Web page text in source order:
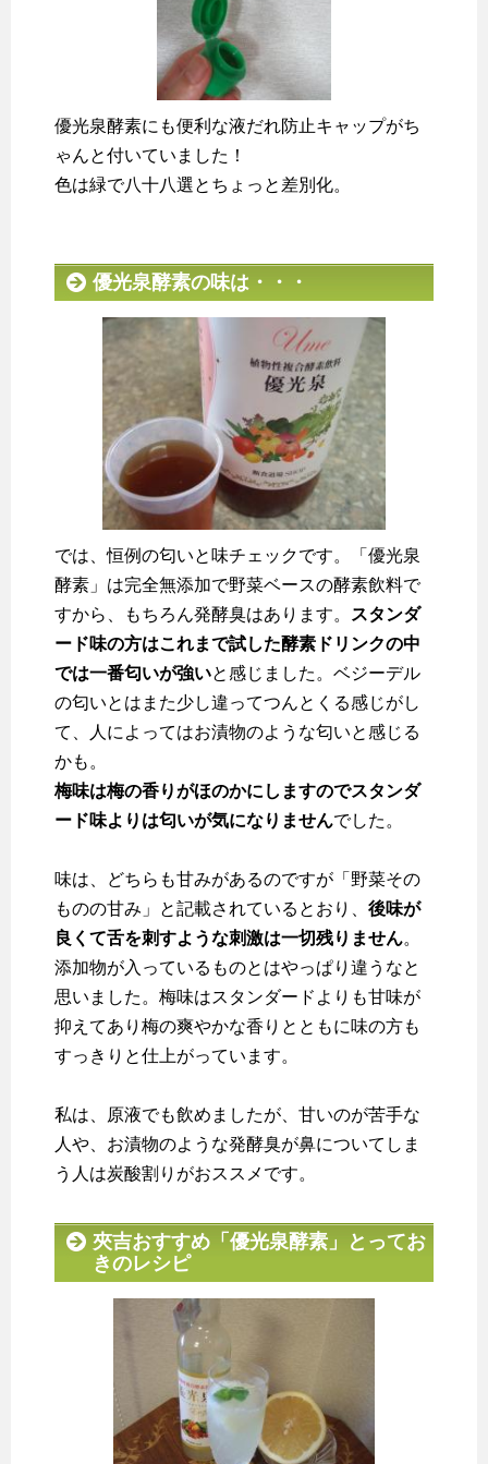
優光泉酵素にも便利な液だれ防止キャップがち
ゃんと付いていました！
色は緑で八十八選とちょっと差別化。
優光泉酵素の味は・・・
では、恒例の匂いと味チェックです。「優光泉
酵素」は完全無添加で野菜ベースの酵素飲料で
すから、もちろん発酵臭はあります。
スタンダ
ード味の方はこれまで試した酵素ドリンクの中
では一番匂いが強いと感じました。ベジーデル
の匂いとはまた少し違ってつんとくる感じがし
て、人によってはお漬物のような匂いと感じる
かも。
梅味は梅の香りがほのかにしますのでスタンダ
ード味よりは匂いが気になりませんでした。
味は、どちらも甘みがあるのですが「野菜その
ものの甘み」と記載されているとおり、 後味が
良くて舌を刺すような刺激は一切残りません。
添加物が入っているものとはやっぱり違うなと
思いました。梅味はスタンダードよりも甘味が
抑えてあり梅の爽やかな香りとともに味の方も
すっきりと仕上がっています。
私は、原液でも飲めましたが、甘いのが苦手な
人や、お漬物のような発酵臭が鼻についてしま
う人は炭酸割りがおススメです。
夾吉おすすめ「優光泉酵素」とってお
きのレシピ